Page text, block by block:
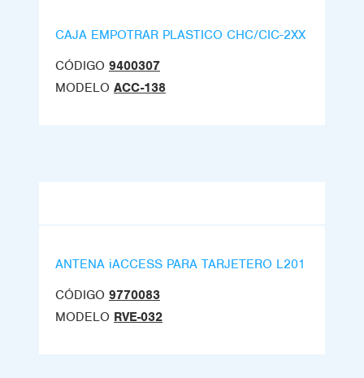
CAJA EMPOTRAR PLASTICO CHC/CIC-2XX
CÓDIGO 9400307
MODELO ACC-138
ANTENA iACCESS PARA TARJETERO L201
CÓDIGO 9770083
MODELO RVE-032